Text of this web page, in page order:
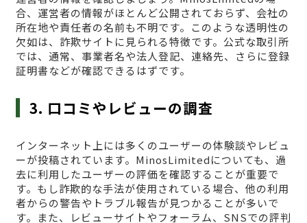
合、運営者の情報がほとんど公開されておらず、会社の
所在地や責任者の名前も不明です。このような透明性の
欠如は、詐欺サイトに見られる特徴です。公式な取引所
では、通常、事業者名や法人登記、連絡先、さらに登録
証明書などが確認できるはずです。
3. 口コミやレビューの調査
インターネット上には多くのユーザーの体験談やレビュ
ーが投稿されています。MinosLimitedについても、過
去に利用したユーザーの評価を確認することが重要で
す。もし詐欺的な手法が使用されている場合、他の利用
者からの警告やトラブル報告が見つかることが多いで
す。また、レビューサイトやフォーラム、SNSでの評判